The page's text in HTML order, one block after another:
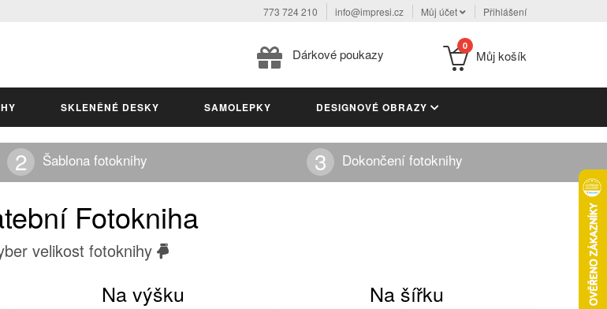
773 724 210 info@impresi.cz Můj účet Přihlášení
Dárkové poukazy
0
Můj košík
SKLENĚNÉ DESKY SAMOLEPKY DESIGNOVÉ OBRAZY
Šablona fotoknihy Dokončení fotoknihy
Fotokniha
velikost fotoknihy
Na výšku Na šířku